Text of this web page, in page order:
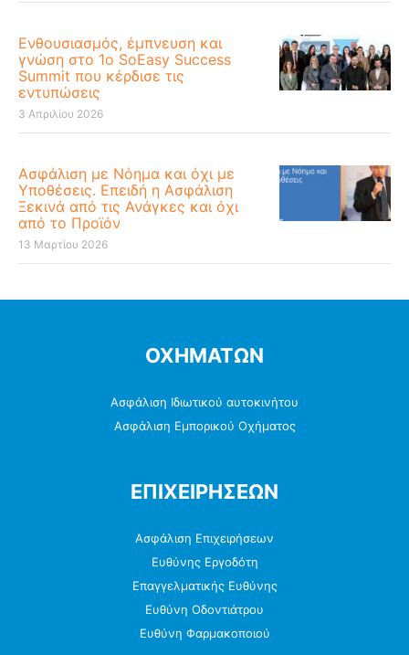
Ενθουσιασμός, έμπνευση και
γνώση στο 1ο SoEasy Success
Summit που κέρδισε τις
εντυπώσεις
3 Απριλίου 2026
Ασφάλιση με Νόημα και όχι με
Υποθέσεις. Επειδή η Ασφάλιση
Ξεκινά από τις Ανάγκες και όχι
από το Προϊόν
13 Μαρτίου 2026
ΟΧΗΜΑΤΩΝ
Ασφάλιση Ιδιωτικού αυτοκινήτου
Ασφάλιση Εμπορικού Οχήματος
ΕΠΙΧΕΙΡΗΣΕΩΝ
Ασφάλιση Επιχειρήσεων
Ευθύνης Εργοδότη
Επαγγελματικής Ευθύνης
Ευθύνη Οδοντιάτρου
Ευθύνη Φαρμακοποιού